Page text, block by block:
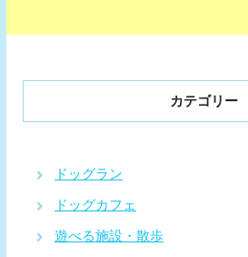
カテゴリー
ドッグラン
ドッグカフェ
遊べる施設・散歩